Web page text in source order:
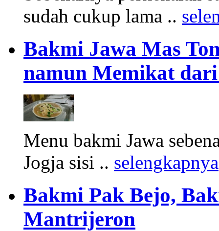
sudah cukup lama ..
Bakmi Jawa Mas
namun Memikat
Menu bakmi Jawa
Jogja sisi .. selengkapnya
Bakmi Pak Bejo,
Mantrijeron